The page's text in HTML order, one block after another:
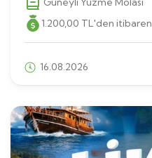
1.200,00 TL'den itibaren
16.08.2026